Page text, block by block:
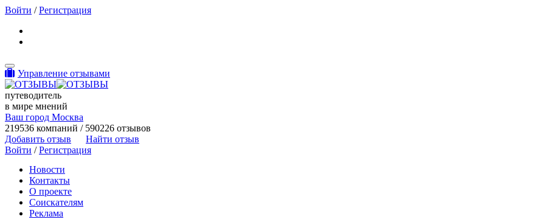
Войти /Регистрация
Toggle navigation
Управление отзывами
путеводитель
в мире мнений
Ваш город Москва
219536 компаний / 590226 отзывов
Добавить отзыв
Найти отзыв
Войти /Регистрация
Новости
Контакты
О проекте
Соискателям
Реклама